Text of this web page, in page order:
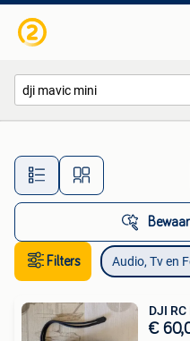
Alle
Filters Audio, Tv en
DJI
€